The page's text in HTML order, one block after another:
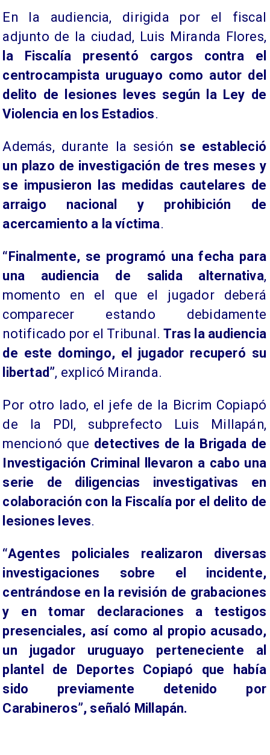
En la audiencia, dirigida por el fiscal
adjunto de la ciudad, Luis Miranda Flores,
la Fiscalía presentó cargos contra el
centrocampista uruguayo como autor del
delito de lesiones leves según la Ley de
Violencia en los Estadios.
Además, durante la sesión se estableció
un plazo de investigación de tres meses y
se impusieron las medidas cautelares de
arraigo nacional y prohibición de
acercamiento a la víctima.
“Finalmente, se programó una fecha para
una audiencia de salida alternativa,
momento en el que el jugador deberá
comparecer estando debidamente
notificado por el Tribunal.Tras la audiencia
de este domingo, el jugador recuperó su
libertad”, explicó Miranda.
Por otro lado, el jefe de la Bicrim Copiapó
de la PDI, subprefecto Luis Millapán,
mencionó que detectives de la Brigada de
Investigación Criminal llevaron a cabo una
serie de diligencias investigativas en
colaboración con la Fiscalía por el delito de
lesiones leves.
“Agentes policiales realizaron diversas
investigaciones sobre el incidente,
centrándose en la revisión de grabaciones
y en tomar declaraciones a testigos
presenciales, así como al propio acusado,
un jugador uruguayo perteneciente al
plantel de Deportes Copiapó que había
sido previamente detenido por
Carabineros”, señaló Millapán.